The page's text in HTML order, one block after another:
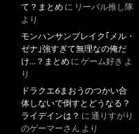
て？まとめ に リーバル推し隊
より
モンハンサンブレイク｢メル・
ゼナ｣強すぎて無理なの俺だ
け…？まとめ に ゲーム好き よ
り
ドラクエ6まおうのつかい合
体しないで倒すとどうなる？
ライデインは？ に 通りすがり
のゲーマーさん より